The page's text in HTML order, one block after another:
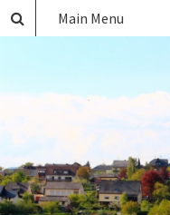
Main Menu